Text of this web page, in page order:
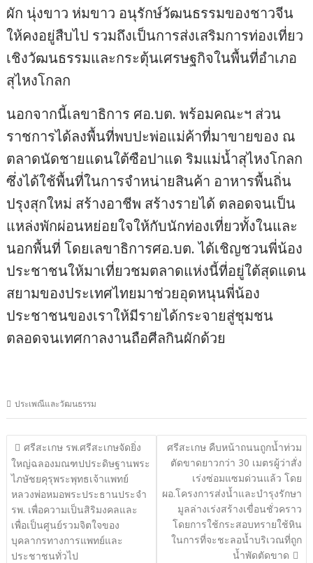
ผัก นุ่งขาว ห่มขาว อนุรักษ์วัฒนธรรมของชาวจีน
ให้คงอยู่สืบไป รวมถึงเป็นการส่งเสริมการท่องเที่ยว
เชิงวัฒนธรรมและกระตุ้นเศรษฐกิจในพื้นที่อำเภอ
สุไหงโกลก
นอกจากนี้เลขาธิการ ศอ.บต. พร้อมคณะฯ ส่วน
ราชการได้ลงพื้นที่พบปะพ่อแม่ค้าที่มาขายของ ณ
ตลาดนัดชายแดนใต้ซือปาแด ริมแม่น้ำสุไหงโกลก
ซึ่งได้ใช้พื้นที่ในการจำหน่ายสินค้า อาหารพื้นถิ่น
ปรุงสุกใหม่ สร้างอาชีพ สร้างรายได้ ตลอดจนเป็น
แหล่งพักผ่อนหย่อยใจให้กับนักท่องเที่ยวทั้งในและ
นอกพื้นที่ โดยเลขาธิการศอ.บต. ได้เชิญชวนพี่น้อง
ประชาชนให้มาเที่ยวชมตลาดแห่งนี้ที่อยู่ใต้สุดแดน
สยามของประเทศไทยมาช่วยอุดหนุนพี่น้อง
ประชาชนของเราให้มีรายได้กระจายสู่ชุมชน
ตลอดจนเทศกาลงานถือศีลกินผักด้วย
ประเพณีและวัฒนธรรม
แนะแนว
เรื่อง
ศรีสะเกษ รพ.ศรีสะเกษจัดยิ่ง
ใหญ่ฉลองมณฑปประดิษฐานพระ
ไภษัชยคุรุพระพุทธเจ้าแพทย์
หลวงพ่อหมอพระประธานประจำ
รพ. เพื่อความเป็นสิริมงคลและ
เพื่อเป็นศูนย์รวมจิตใจของ
บุคลากรทางการแพทย์และ
ประชาชนทั่วไป
ศรีสะเกษ คืบหน้าถนนถูกน้ำท่วม
ตัดขาดยาวกว่า 30 เมตรผู้ว่าสั่ง
เร่งซ่อมแซมด่วนแล้ว โดย
ผอ.โครงการส่งน้ำและบำรุงรักษา
มูลล่างเร่งสร้างเขื่อนชั่วคราว
โดยการใช้กระสอบทรายใช้หิน
ในการที่จะชะลอน้ำบริเวณที่ถูก
น้ำพัดตัดขาด